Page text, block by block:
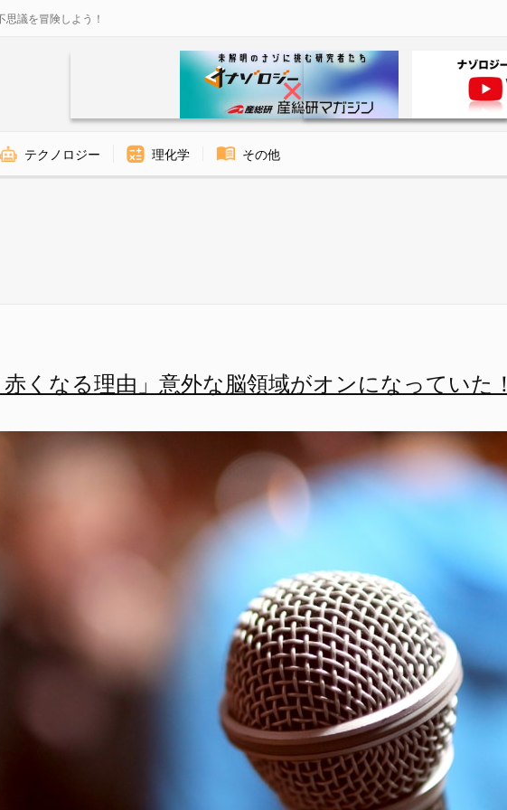
議を冒険しよう！
テクノロジー 理化学 その他
赤くなる理由」意外な脳領域がオンになっていた！